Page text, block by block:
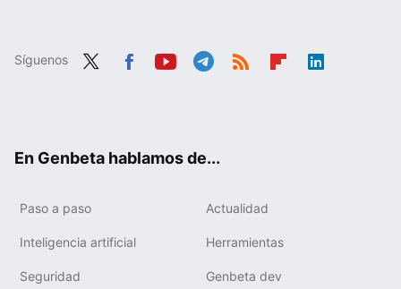
Síguenos
En Genbeta hablamos de...
Paso a paso Actualidad
Inteligencia artificial Herramientas
Seguridad Genbeta dev